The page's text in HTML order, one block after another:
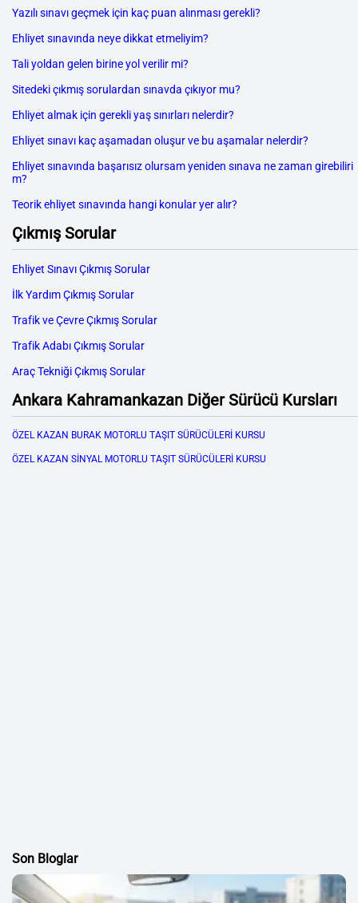
Yazılı sınavı geçmek için kaç puan alınması gerekli?
Ehliyet sınavında neye dikkat etmeliyim?
Tali yoldan gelen birine yol verilir mi?
Sitedeki çıkmış sorulardan sınavda çıkıyor mu?
Ehliyet almak için gerekli yaş sınırları nelerdir?
Ehliyet sınavı kaç aşamadan oluşur ve bu aşamalar nelerdir?
Ehliyet sınavında başarısız olursam yeniden sınava ne zaman girebiliri
m?
Teorik ehliyet sınavında hangi konular yer alır?
Çıkmış Sorular
Ehliyet Sınavı Çıkmış Sorular
İlk Yardım Çıkmış Sorular
Trafik ve Çevre Çıkmış Sorular
Trafik Adabı Çıkmış Sorular
Araç Tekniği Çıkmış Sorular
Ankara Kahramankazan Diğer Sürücü Kursları
ÖZEL KAZAN BURAK MOTORLU TAŞIT SÜRÜCÜLERİ KURSU
ÖZEL KAZAN SİNYAL MOTORLU TAŞIT SÜRÜCÜLERİ KURSU
Son Bloglar